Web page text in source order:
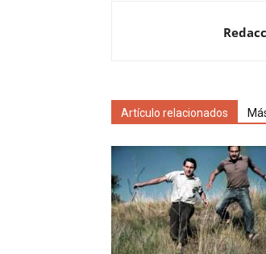
Artículo relacionados